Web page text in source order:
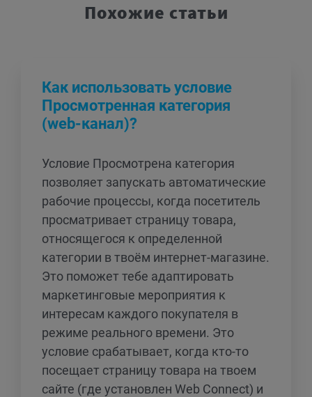
Похожие статьи
Как использовать условие
Просмотренная категория
(web-канал)?
Условие Просмотрена категория
позволяет запускать автоматические
рабочие процессы, когда посетитель
просматривает страницу товара,
относящегося к определенной
категории в твоём интернет-магазине.
Это поможет тебе адаптировать
маркетинговые мероприятия к
интересам каждого покупателя в
режиме реального времени. Это
условие срабатывает, когда кто-то
посещает страницу товара на твоем
сайте (где установлен Web Connect) и